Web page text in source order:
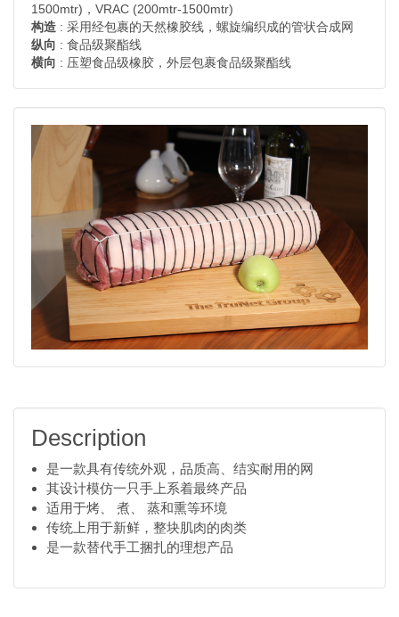
1500mtr)，VRAC (200mtr-1500mtr)
构造 : 采用经包裹的天然橡胶线，螺旋编织成的管状合成网
纵向 : 食品级聚酯线
横向 : 压塑食品级橡胶，外层包裹食品级聚酯线
Description
是一款具有传统外观，品质高、结实耐用的网
其设计模仿一只手上系着最终产品
适用于烤、 煮、 蒸和熏等环境
传统上用于新鲜，整块肌肉的肉类
是一款替代手工捆扎的理想产品